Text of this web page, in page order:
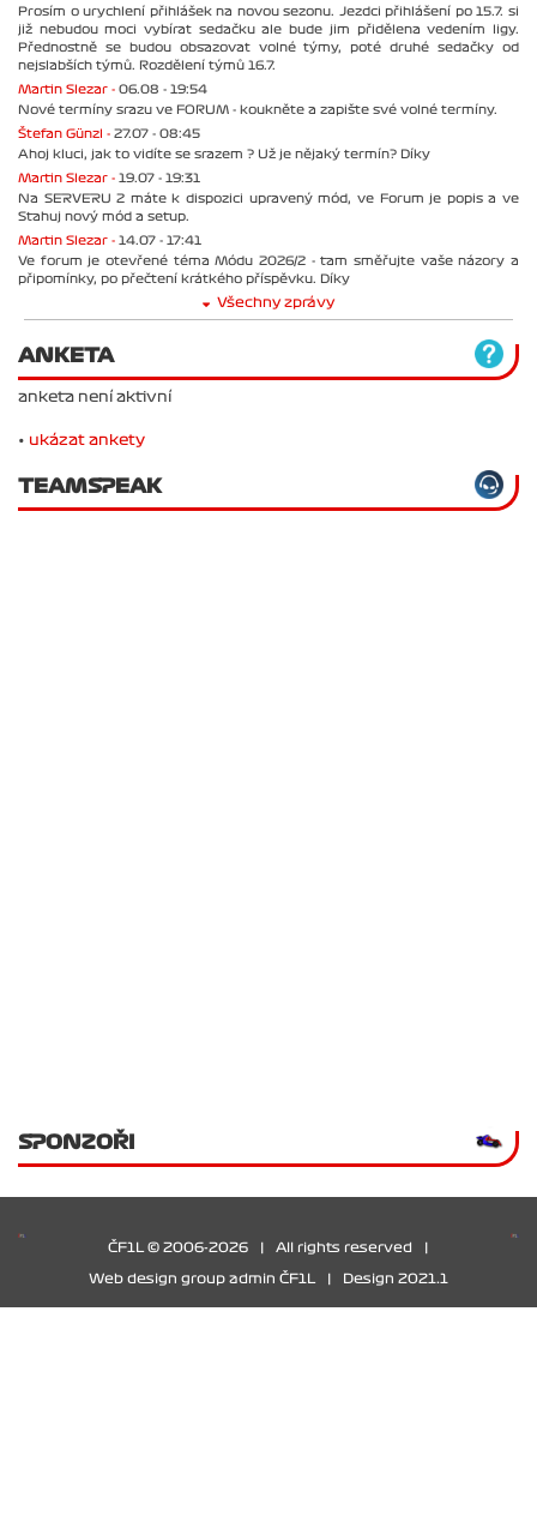
Prosím o urychlení přihlášek na novou sezonu. Jezdci přihlášení po 15.7. si
již nebudou moci vybírat sedačku ale bude jim přidělena vedením ligy.
Přednostně se budou obsazovat volné týmy, poté druhé sedačky od
nejslabších týmů. Rozdělení týmů 16.7.
Martin Slezar - 06.08 - 19:54
Nové termíny srazu ve FORUM - koukněte a zapište své volné termíny.
Štefan Günzl - 27.07 - 08:45
Ahoj kluci, jak to vidíte se srazem ? Už je nějaký termín? Díky
Martin Slezar - 19.07 - 19:31
Na SERVERU 2 máte k dispozici upravený mód, ve Forum je popis a ve
Stahuj nový mód a setup.
Martin Slezar - 14.07 - 17:41
Ve forum je otevřené téma Módu 2026/2 - tam směřujte vaše názory a
připomínky, po přečtení krátkého příspěvku. Díky
Všechny zprávy
ANKETA
anketa není aktivní
• ukázat ankety
TEAMSPEAK
SPONZOŘI
ČF1L © 2006-2026 All rights reserved
Web design group admin ČF1L Design 2021.1